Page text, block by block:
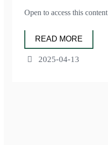
Open to access this content
READ MORE
2025-04-13